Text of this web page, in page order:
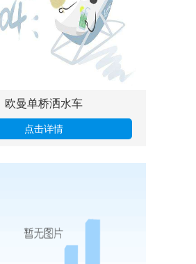
欧曼单桥洒水车
点击详情